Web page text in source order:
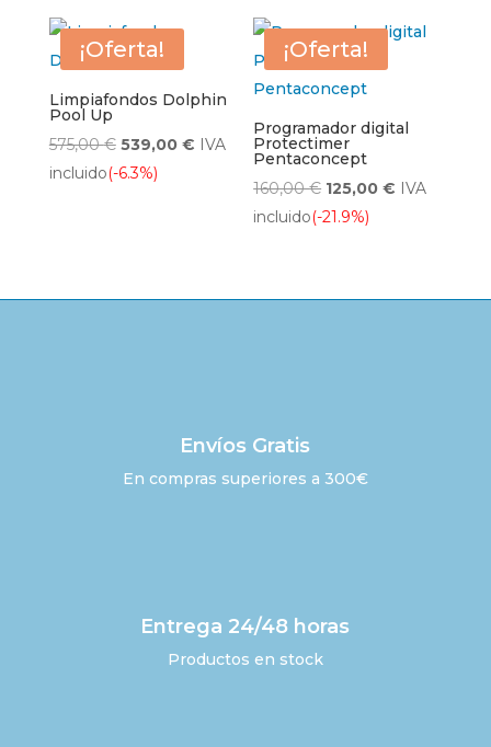
31,00 €.25,00 €.
326,00 €.230,00 €.
¡Oferta!
Limpiafondos Dolphin
Pool Up
575,00€ El
precio
539,00 €ElIVA
incluido(-6.3%)
¡Oferta!
Programador digital
Protectimer
Pentaconcept
160,00€ El
precio
160,00 €.
125,00€ El
125,00 €.
IVA
incluido(-21.9%)
Envíos Gratis
En compras superiores a 300€
Entrega 24/48 horas
Productos en stock